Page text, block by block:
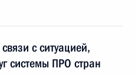
с ситуацией,
системы ПРО стран